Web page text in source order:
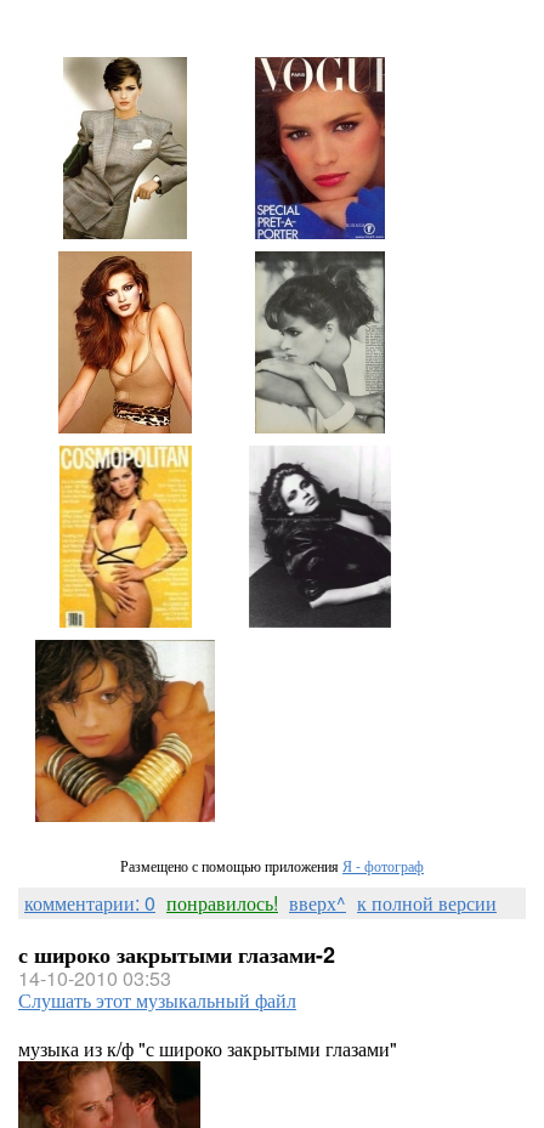
Размещено с помощью приложения Я - фотограф
комментарии: 0 понравилось! вверх^ к полной версии
с широко закрытыми глазами-2
14-10-2010 03:53
Слушать этот музыкальный файл
музыка из к/ф "с широко закрытыми глазами"